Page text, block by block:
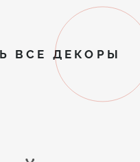
ВСЕ ДЕКОРЫ